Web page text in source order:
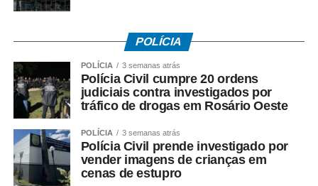
Em situações específicas definidas pelas autoridades
áreas delimitadas ou viagens para locais com surto ativo,
crianças de 6 a 11 meses e 29 dias podem receber a
chamada “dose zero”, que não substitui as doses
previstas no calendário regular.
A vacina só é contraindicada para gestantes, crianças
menores de 6 meses, pessoas com imunossupressão
grave ou com histórico de reação alérgica grave a algum
dos componentes.
POLÍCIA
POLÍCIA 3 semanas atrás
Polícia Civil cumpre 20 ordens
judiciais contra investigados por
tráfico de drogas em Rosário Oeste
POLÍCIA 3 semanas atrás
Polícia Civil prende investigado por
vender imagens de crianças em
cenas de estupro